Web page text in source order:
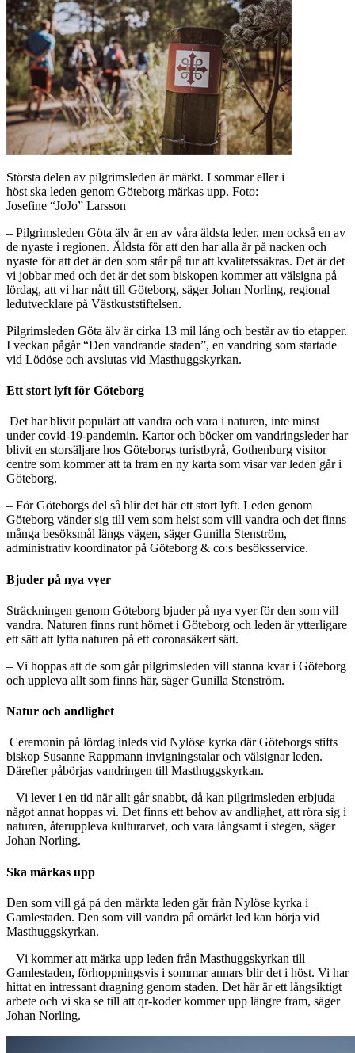
Största delen av pilgrimsleden är märkt. I sommar eller i
höst ska leden genom Göteborg märkas upp. Foto:
Josefine “JoJo” Larsson
– Pilgrimsleden Göta älv är en av våra äldsta leder, men också en av
de nyaste i regionen. Äldsta för att den har alla år på nacken och
nyaste för att det är den som står på tur att kvalitetssäkras. Det är det
vi jobbar med och det är det som biskopen kommer att välsigna på
lördag, att vi har nått till Göteborg, säger Johan Norling, regional
ledutvecklare på Västkuststiftelsen.
Pilgrimsleden Göta älv är cirka 13 mil lång och består av tio etapper.
I veckan pågår “Den vandrande staden”, en vandring som startade
vid Lödöse och avslutas vid Masthuggskyrkan.
Ett stort lyft för Göteborg
Det har blivit populärt att vandra och vara i naturen, inte minst
under covid-19-pandemin. Kartor och böcker om vandringsleder har
blivit en storsäljare hos Göteborgs turistbyrå, Gothenburg visitor
centre som kommer att ta fram en ny karta som visar var leden går i
Göteborg.
– För Göteborgs del så blir det här ett stort lyft. Leden genom
Göteborg vänder sig till vem som helst som vill vandra och det finns
många besöksmål längs vägen, säger Gunilla Stenström,
administrativ koordinator på Göteborg & co:s besöksservice.
Bjuder på nya vyer
Sträckningen genom Göteborg bjuder på nya vyer för den som vill
vandra. Naturen finns runt hörnet i Göteborg och leden är ytterligare
ett sätt att lyfta naturen på ett coronasäkert sätt.
– Vi hoppas att de som går pilgrimsleden vill stanna kvar i Göteborg
och uppleva allt som finns här, säger Gunilla Stenström.
Natur och andlighet
Ceremonin på lördag inleds vid Nylöse kyrka där Göteborgs stifts
biskop Susanne Rappmann invigningstalar och välsignar leden.
Därefter påbörjas vandringen till Masthuggskyrkan.
– Vi lever i en tid när allt går snabbt, då kan pilgrimsleden erbjuda
något annat hoppas vi. Det finns ett behov av andlighet, att röra sig i
naturen, återuppleva kulturarvet, och vara långsamt i stegen, säger
Johan Norling.
Ska märkas upp
Den som vill gå på den märkta leden går från Nylöse kyrka i
Gamlestaden. Den som vill vandra på omärkt led kan börja vid
Masthuggskyrkan.
– Vi kommer att märka upp leden från Masthuggskyrkan till
Gamlestaden, förhoppningsvis i sommar annars blir det i höst. Vi har
hittat en intressant dragning genom staden. Det här är ett långsiktigt
arbete och vi ska se till att qr-koder kommer upp längre fram, säger
Johan Norling.